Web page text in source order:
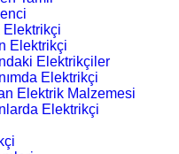
Elektrikçi
Elektrikçi
Elektrikçiler
Elektrikçi
Elektrik Malzemesi
Elektrikçi